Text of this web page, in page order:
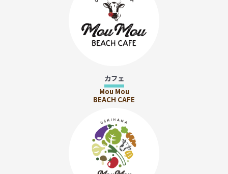
カフェ
Mou Mou
BEACH CAFE